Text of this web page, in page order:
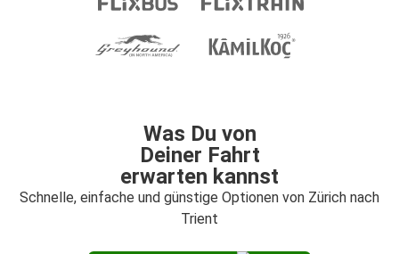
Was Du von
Deiner Fahrt
erwarten kannst
Schnelle, einfache und günstige Optionen von Zürich nach
Trient